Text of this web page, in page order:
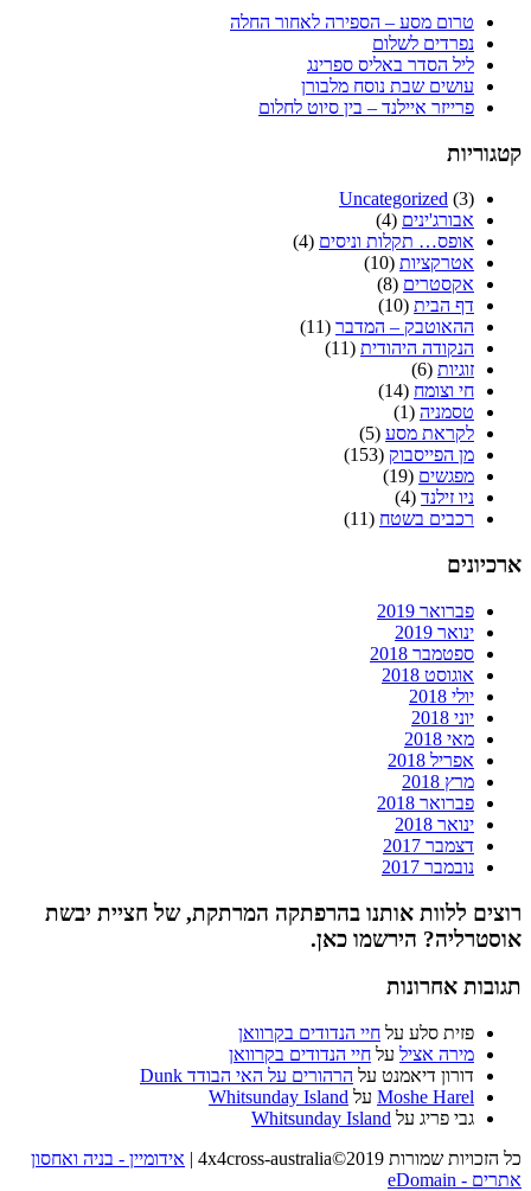
טרום מסע – הספירה לאחור החלה
נפרדים לשלום
ליל הסדר באליס ספרינג
עושים שבת נוסח מלבורן
פרייזר איילנד – בין סיוט לחלום
קטגוריות
Uncategorized (3)
אבורג'ינים (4)
אופס… תקלות וניסים (4)
אטרקציות (10)
אקסטרים (8)
דף הבית (10)
ההאוטבק – המדבר (11)
הנקודה היהודית (11)
זוגיות (6)
חי וצומח (14)
טסמניה (1)
לקראת מסע (5)
מן הפייסבוק (153)
מפגשים (19)
ניו זילנד (4)
רכבים בשטח (11)
ארכיונים
פברואר 2019
ינואר 2019
ספטמבר 2018
אוגוסט 2018
יולי 2018
יוני 2018
מאי 2018
אפריל 2018
מרץ 2018
פברואר 2018
ינואר 2018
דצמבר 2017
נובמבר 2017
רוצים ללוות אותנו בהרפתקה המרתקת, של חציית יבשת
אוסטרליה? הירשמו כאן.
תגובות אחרונות
פזית סלע על חיי הנדודים בקרוואן
מירה אציל על חיי הנדודים בקרוואן
דורון דיאמנט על הרהורים על האי הבודד Dunk
Moshe Harel על Whitsunday Island
גבי פריג על Whitsunday Island
כל הזכויות שמורות 4x4cross-australia©2019
| אידומיין - בניה ואחסון
אתרים - eDomain